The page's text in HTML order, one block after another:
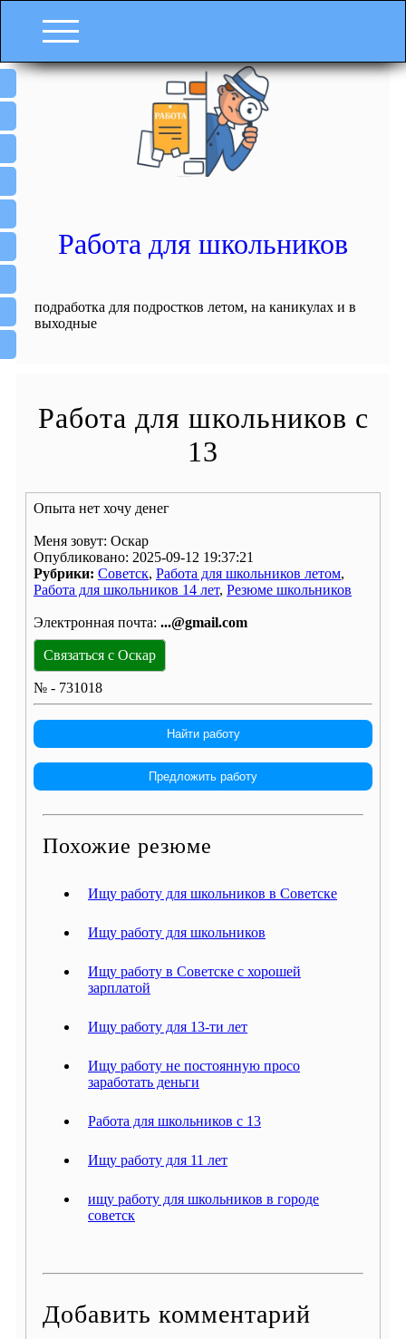
Работа для школьников
подработка для подростков летом, на каникулах и в
выходные
Работа для школьников с
13
Опыта нет хочу денег
Меня зовут: Оскар
Опубликовано: 2025-09-12 19:37:21
Рубрики: Советск, Работа для школьников летом,
Работа для школьников 14 лет, Резюме школьников
Электронная почта: ...@gmail.com
Связаться с Оскар
№ - 731018
Найти работу
Предложить работу
Похожие резюме
Ищу работу для школьников в Советске
Ищу работу для школьников
Ищу работу в Советске с хорошей
зарплатой
Ищу работу для 13-ти лет
Ищу работу не постоянную просо
заработать деньги
Работа для школьников с 13
Ищу работу для 11 лет
ищу работу для школьников в городе
советск
Добавить комментарий